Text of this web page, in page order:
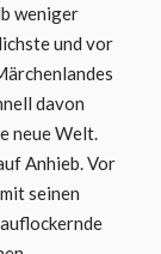
weniger
und vor
davon
neue Welt.
Anhieb. Vor
seinen